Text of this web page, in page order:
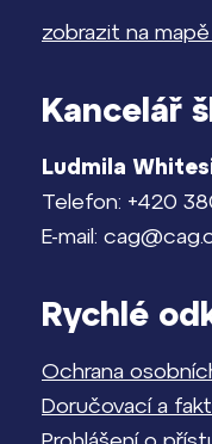
zobrazit na mapě
Kancelář
Ludmila
Telefon: +420
E-mail:
Rychlé
Ochrana
Doručovací a